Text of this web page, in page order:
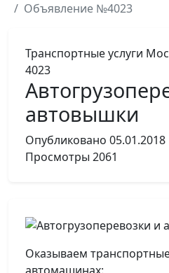
Объявление №4023
Транспортные услуги
4023
автовышки
Опубликовано 05.01.2018
Просмотры 2061
Оказываем